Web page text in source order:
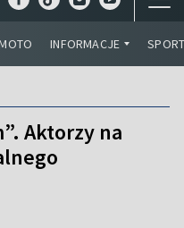
INFORMACJE
Aktorzy na